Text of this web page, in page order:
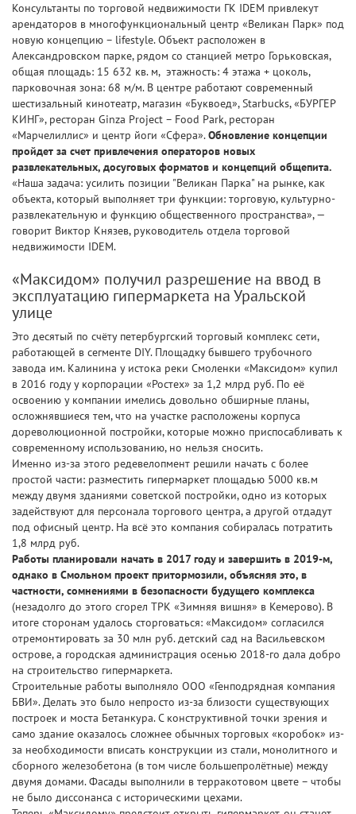
Консультанты по торговой недвижимости ГК IDEM привлекут
арендаторов в многофункциональный центр «Великан Парк» под
новую концепцию – lifestyle. Объект расположен в
Александровском парке, рядом со станцией метро Горьковская,
общая площадь: 15 632 кв. м, этажность: 4 этажа + цоколь,
парковочная зона: 68 м/м. В центре работают современный
шестизальный кинотеатр, магазин «Буквоед», Starbucks, «БУРГЕР
КИНГ», ресторан Ginza Project – Food Park, ресторан
«Марчелиллис» и центр йоги «Сфера».Обновление концепции
пройдет за счет привлечения операторов новых
развлекательных, досуговых форматов и концепций общепита.
«Наша задача: усилить позиции "Великан Парка" на рынке, как
объекта, который выполняет три функции: торговую, культурно-
развлекательную и функцию общественного пространства», —
говорит Виктор Князев, руководитель отдела торговой
недвижимости IDEM.
«Максидом» получил разрешение на ввод в
эксплуатацию гипермаркета на Уральской
улице
Это десятый по счёту петербургский торговый комплекс сети,
работающей в сегменте DIY. Площадку бывшего трубочного
завода им. Калинина у истока реки Смоленки «Максидом» купил
в 2016 году у корпорации «Ростех» за 1,2 млрд руб. По её
освоению у компании имелись довольно обширные планы,
осложнявшиеся тем, что на участке расположены корпуса
дореволюционной постройки, которые можно приспосабливать к
современному использованию, но нельзя сносить.
Именно из-за этого редевелопмент решили начать с более
простой части: разместить гипермаркет площадью 5000 кв.м
между двумя зданиями советской постройки, одно из которых
задействуют для персонала торгового центра, а другой отдадут
под офисный центр. На всё это компания собиралась потратить
1,8 млрд руб.
Работы планировали начать в 2017 году и завершить в 2019-м,
однако в Смольном проект притормозили, объясняя это, в
частности, сомнениями в безопасности будущего комплекса
(незадолго до этого сгорел ТРК «Зимняя вишня» в Кемерово). В
итоге сторонам удалось сторговаться: «Максидом» согласился
отремонтировать за 30 млн руб. детский сад на Васильевском
острове, а городская администрация осенью 2018-го дала добро
на строительство гипермаркета.
Строительные работы выполняло ООО «Генподрядная компания
БВИ». Делать это было непросто из-за близости существующих
построек и моста Бетанкура. С конструктивной точки зрения и
само здание оказалось сложнее обычных торговых «коробок» из-
за необходимости вписать конструкции из стали, монолитного и
сборного железобетона (в том числе большепролётные) между
двумя домами. Фасады выполнили в терракотовом цвете – чтобы
не было диссонанса с историческими цехами.